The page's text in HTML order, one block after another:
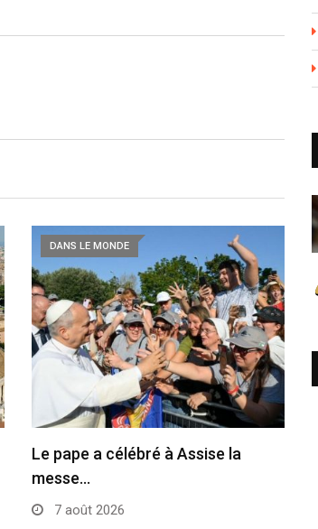
DANS LE MONDE
Le pape a célébré à Assise la
messe…
7 août 2026